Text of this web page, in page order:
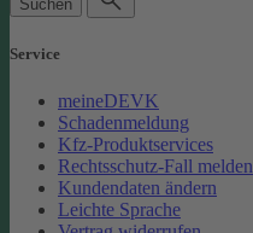
Suchen
Service
meineDEVK
Schadenmeldung
Kfz-Produktservices
Rechtsschutz-Fall melden
Kundendaten ändern
Leichte Sprache